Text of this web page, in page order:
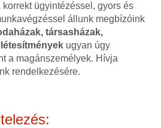
ügyintézéssel, gyors és
állunk megbízóink
társasházak,
ugyan úgy
a magánszemélyek. Hívja
rendelkezésére.